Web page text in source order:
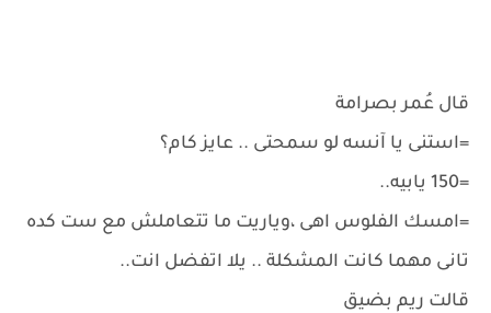
قال عُمر بصرامة
=استنى يا آنسه لو سمحتى .. عايز كام؟
=150 يابيه..
=امسك الفلوس اهى ،وياريت ما تتعاملش مع ست كده
تانى مهما كانت المشكلة .. يلا اتفضل انت..
قالت ريم بضيق